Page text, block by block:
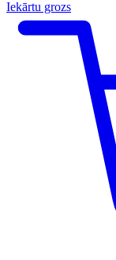
Iekārtu grozs